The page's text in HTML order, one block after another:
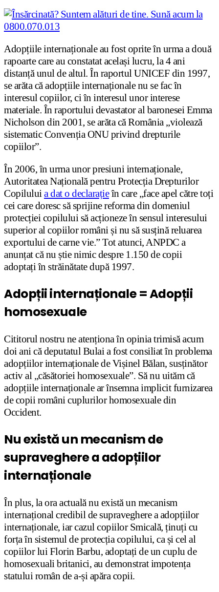
Adopțiile internaționale au fost oprite în urma a două
rapoarte care au constatat același lucru, la 4 ani
distanță unul de altul. În raportul UNICEF din 1997,
se arăta că adopțiile internaționale nu se fac în
interesul copiilor, ci în interesul unor interese
materiale. În raportului devastator al baronesei Emma
Nicholson din 2001, se arăta că România „violează
sistematic Convenția ONU privind drepturile
copiilor”.
În 2006, în urma unor presiuni internaționale,
Autoritatea Națională pentru Protecția Drepturilor
Copilului a dat o declarațieîn care „face apel către toți
cei care doresc să sprijine reforma din domeniul
protecției copilului să acționeze în sensul interesului
superior al copiilor români și nu să susțină reluarea
exportului de carne vie.” Tot atunci, ANPDC a
anunțat că nu știe nimic despre 1.150 de copii
adoptați în străinătate după 1997.
Adopții internaționale = Adopții
homosexuale
Cititorul nostru ne atenționa în opinia trimisă acum
doi ani că deputatul Bulai a fost consiliat în problema
adopțiilor internaționale de Vișinel Bălan, susținător
activ al „căsătoriei homosexuale”. Să nu uităm că
adopțiile internaționale ar însemna implicit furnizarea
de copii români cuplurilor homosexuale din
Occident.
Nu există un mecanism de
supraveghere a adopțiilor
internaționale
În plus, la ora actuală nu există un mecanism
internațional credibil de supraveghere a adopțiilor
internaționale, iar cazul copiilor Smicală, ținuți cu
forța în sistemul de protecția copilului, ca și cel al
copiilor lui Florin Barbu, adoptați de un cuplu de
homosexuali britanici, au demonstrat impotența
statului român de a-și apăra copii.